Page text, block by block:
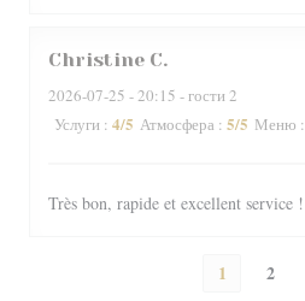
Christine C
2026-07-25 - 20:15 - гости 2
Услуги : 4/5 Атмосфера : 5/5 Меню :
Très bon, rapide et excellent service !
1 2